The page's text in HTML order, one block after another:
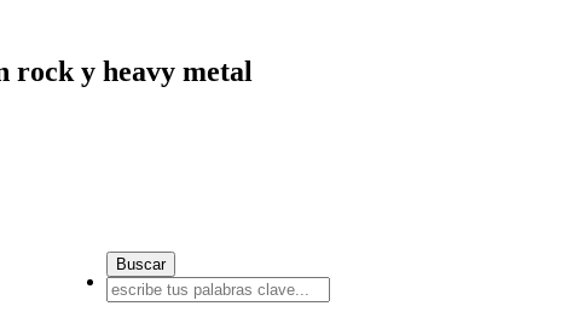
rock y heavy metal